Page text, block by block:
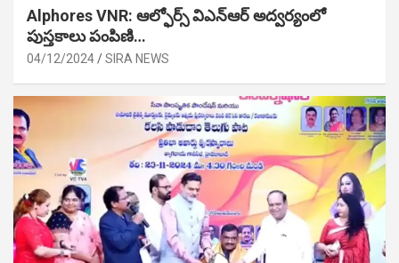
Alphores VNR: ఆల్ఫోర్స్ విఎన్ఆర్ అద్వర్యంలో
పుస్తకాలు పంపిణి…
04/12/2024 SIRA NEWS